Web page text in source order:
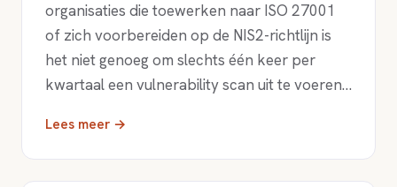
organisaties die toewerken naar ISO 27001
of zich voorbereiden op de NIS2-richtlijn is
het niet genoeg om slechts één keer per
kwartaal een vulnerability scan uit te voeren…
Lees meer →